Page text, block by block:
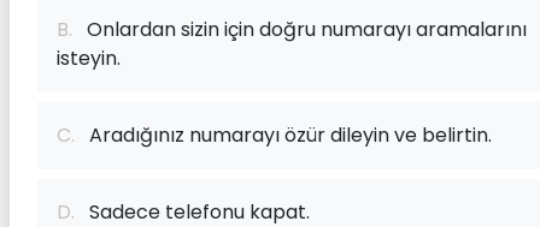
B. Onlardan sizin için doğru numarayı aramalarını
isteyin.
C. Aradığınız numarayı özür dileyin ve belirtin.
D. Sadece telefonu kapat.